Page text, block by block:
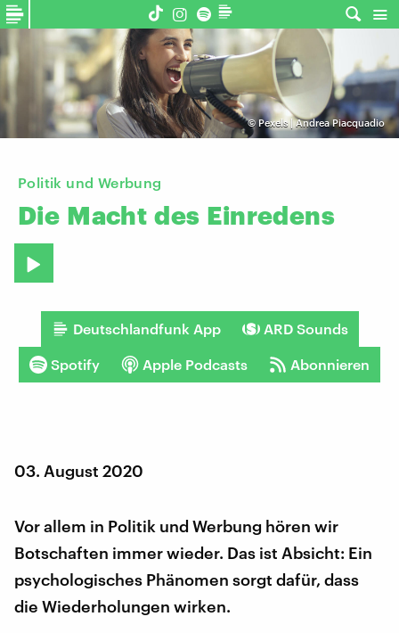
©Pexels | Andrea Piacquadio
Politik und Werbung
Die Macht des Einredens
Deutschlandfunk App ARD Sounds
Spotify Apple Podcasts Abonnieren
03. August 2020
Vor allem in Politik und Werbung hören wir
Botschaften immer wieder. Das ist Absicht: Ein
psychologisches Phänomen sorgt dafür, dass
die Wiederholungen wirken.